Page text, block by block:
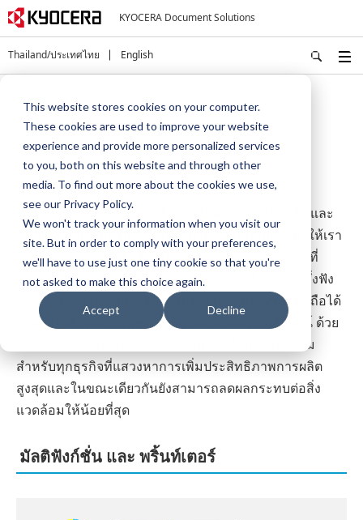
This website stores cookies on your computer.
These cookies are used to improve your website
experience and provide more personalized services
to you, both on this website and through other
media. To find out more about the cookies we use,
see our Privacy Policy.
We won't track your information when you visit our
site. But in order to comply with your preferences,
we'll have to use just one tiny cookie so that you're
not asked to make this choice again.
Accept Decline
KYOCERA Document Solutions
Thailand/ประเทศไทย English
Products
ด้วยความหลากหลายของสินค้า ที่มีตั้งแต่มัลติฟังก์ชั่นและ
พริ้นเตอร์ไปจนถึงซอฟต์แวร์แก้ปัญหางานเอกสาร ทำให้เรา
มีความเข้าใจอย่างลึกซึ้งเกี่ยวกับสภาพแวดล้อมสถานที่
ทำงานของลูกค้า ผลิตภัณฑ์ของเราได้รวมไว้ด้วยกันซึ่งฟัง
ก์ชั่นการใช้งานขั้นสูงและได้รับรางวัลผลิตภัณฑ์ที่เชื่อถือได้
รวมถึงได้รับความชื่นชมในเรื่องการใส่ใจระบบนิเวศน์ ด้วย
องค์ประกอบเหล่านี้ส่งผลให้เราเป็นตัวเลือกที่เหมาะสม
สำหรับทุกธุรกิจที่แสวงหาการเพิ่มประสิทธิภาพการผลิต
สูงสุดและในขณะเดียวกันยังสามารถลดผลกระทบต่อสิ่ง
แวดล้อมให้น้อยที่สุด
มัลติฟังก์ชั่น และ พริ้นท์เตอร์